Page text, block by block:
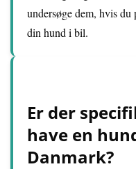
undersøge dem, hvis
din hund i bil.
Er der
have en
Danmark?